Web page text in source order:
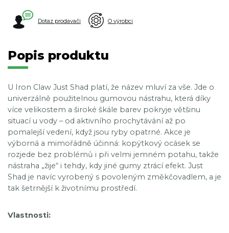
Dotaz prodavači O výrobci
Popis produktu
U Iron Claw Just Shad platí, že název mluví za vše. Jde o
univerzálně použitelnou gumovou nástrahu, která díky
více velikostem a široké škále barev pokryje většinu
situací u vody – od aktivního prochytávání až po
pomalejší vedení, když jsou ryby opatrné. Akce je
výborná a mimořádně účinná: kopýtkový ocásek se
rozjede bez problémů i při velmi jemném potahu, takže
nástraha „žije“ i tehdy, kdy jiné gumy ztrácí efekt. Just
Shad je navíc vyrobený s povoleným změkčovadlem, a je
tak šetrnější k životnímu prostředí.
Vlastnosti: